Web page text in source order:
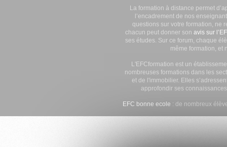
La formation à distance permet
l’encadrement de nos
questions sur votre formation, ne
chacun peut donner son avis sur
ses études. Sur ce forum, chaque
même formation, et
L'EFCformation est un
nombreuses formations dans les
et de l'immobilier. Elles
approfondir ses
EFC bonne ecole : de nombreux